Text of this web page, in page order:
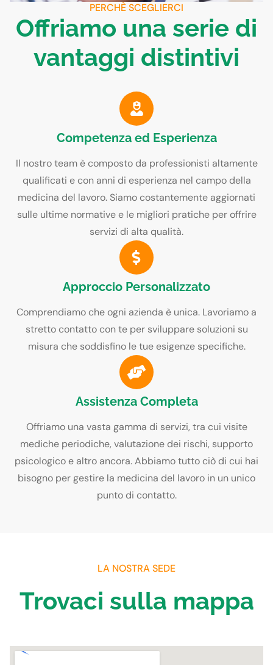
PERCHÈ SCEGLIERCI
Offriamo una serie di
vantaggi distintivi
Competenza ed Esperienza
Il nostro team è composto da professionisti altamente
qualificati e con anni di esperienza nel campo della
medicina del lavoro. Siamo costantemente aggiornati
sulle ultime normative e le migliori pratiche per offrire
servizi di alta qualità.
Approccio Personalizzato
Comprendiamo che ogni azienda è unica. Lavoriamo a
stretto contatto con te per sviluppare soluzioni su
misura che soddisfino le tue esigenze specifiche.
Assistenza Completa
Offriamo una vasta gamma di servizi, tra cui visite
mediche periodiche, valutazione dei rischi, supporto
psicologico e altro ancora. Abbiamo tutto ciò di cui hai
bisogno per gestire la medicina del lavoro in un unico
punto di contatto.
LA NOSTRA SEDE
Trovaci sulla mappa